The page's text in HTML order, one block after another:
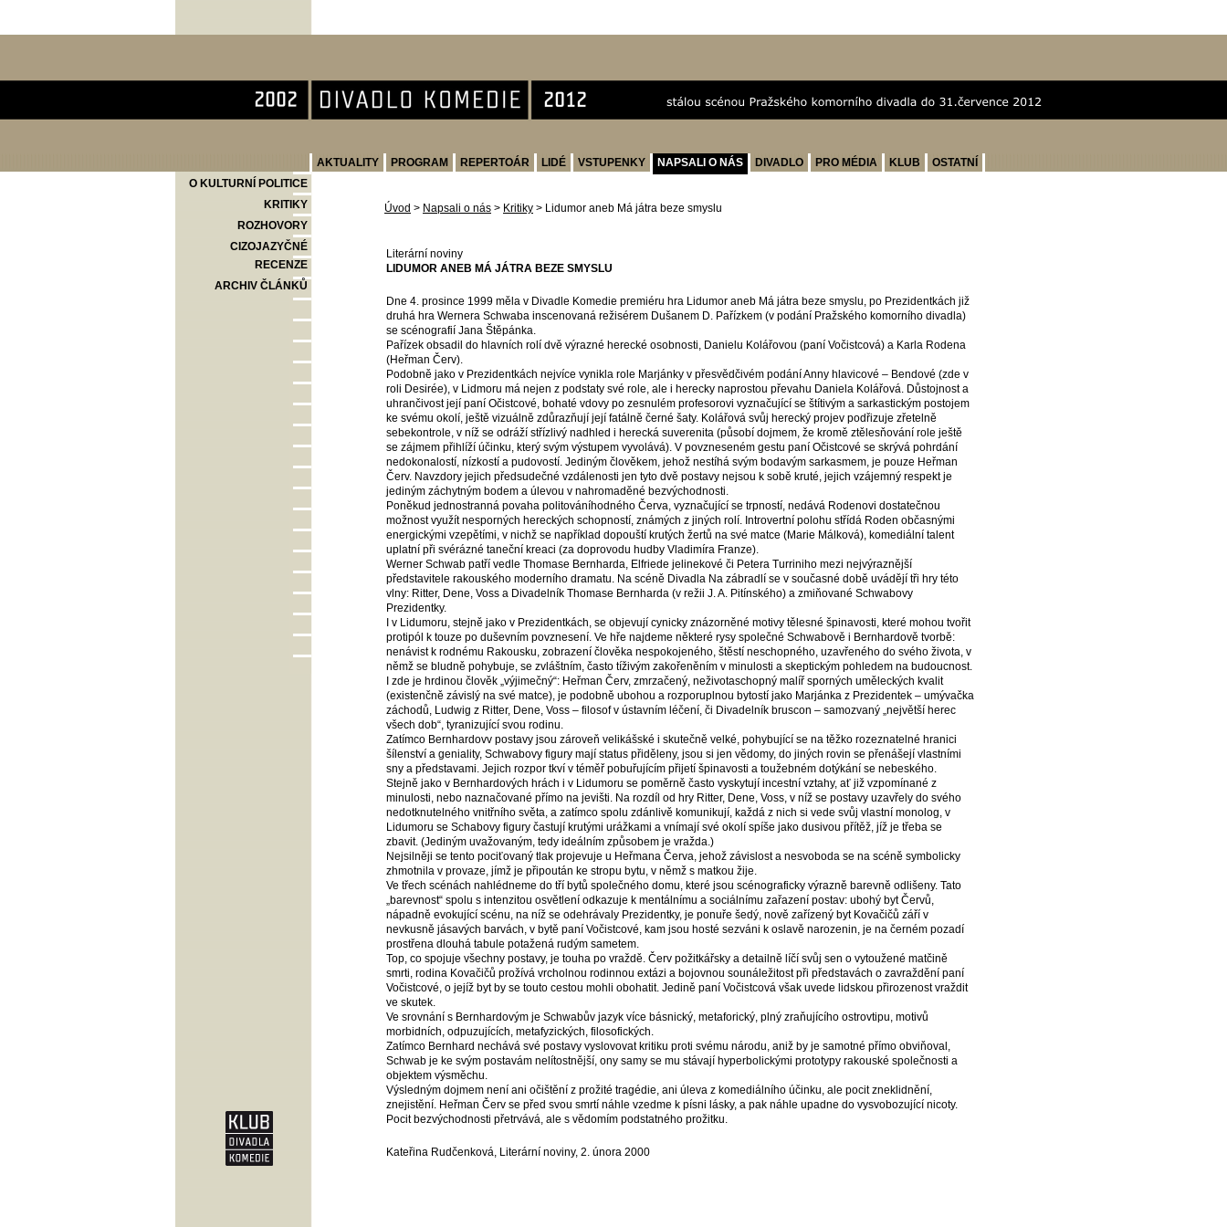
AKTUALITY PROGRAM REPERTOÁR LIDÉ VSTUPENKY NAPSALI O NÁS DIVADLO PRO MÉDIA KLUB
OSTATNÍ
O KULTURNÍ POLITICE
KRITIKY
ROZHOVORY
CIZOJAZYČNÉ
RECENZE
ARCHIV ČLÁNKŮ
Úvod > Napsali o nás > Kritiky > Lidumor aneb Má játra beze smyslu
Literární noviny
LIDUMOR ANEB MÁ JÁTRA BEZE SMYSLU
Dne 4. prosince 1999 měla v Divadle Komedie premiéru hra Lidumor aneb Má játra beze smyslu, po Prezidentkách již
druhá hra Wernera Schwaba inscenovaná režisérem Dušanem D. Pařízkem (v podání Pražského komorního divadla)
se scénografií Jana Štěpánka.
Pařízek obsadil do hlavních rolí dvě výrazné herecké osobnosti, Danielu Kolářovou (paní Vočistcová) a Karla Rodena
(Heřman Červ).
Podobně jako v Prezidentkách nejvíce vynikla role Marjánky v přesvědčivém podání Anny hlavicové – Bendové (zde v
roli Desirée), v Lidmoru má nejen z podstaty své role, ale i herecky naprostou převahu Daniela Kolářová. Důstojnost a
uhrančivost její paní Očistcové, bohaté vdovy po zesnulém profesorovi vyznačující se štítivým a sarkastickým postojem
ke svému okolí, ještě vizuálně zdůrazňují její fatálně černé šaty. Kolářová svůj herecký projev podřizuje zřetelně
sebekontrole, v níž se odráží střízlivý nadhled i herecká suverenita (působí dojmem, že kromě ztělesňování role ještě
se zájmem přihlíží účinku, který svým výstupem vyvolává). V povzneseném gestu paní Očistcové se skrývá pohrdání
nedokonalostí, nízkostí a pudovostí. Jediným člověkem, jehož nestíhá svým bodavým sarkasmem, je pouze Heřman
Červ. Navzdory jejich předsudečné vzdálenosti jen tyto dvě postavy nejsou k sobě kruté, jejich vzájemný respekt je
jediným záchytným bodem a úlevou v nahromaděné bezvýchodnosti.
Poněkud jednostranná povaha politováníhodného Červa, vyznačující se trpností, nedává Rodenovi dostatečnou
možnost využít nesporných hereckých schopností, známých z jiných rolí. Introvertní polohu střídá Roden občasnými
energickými vzepětími, v nichž se například dopouští krutých žertů na své matce (Marie Málková), komediální talent
uplatní při svérázné taneční kreaci (za doprovodu hudby Vladimíra Franze).
Werner Schwab patří vedle Thomase Bernharda, Elfriede jelinekové či Petera Turriniho mezi nejvýraznější
představitele rakouského moderního dramatu. Na scéně Divadla Na zábradlí se v současné době uvádějí tři hry této
vlny: Ritter, Dene, Voss a Divadelník Thomase Bernharda (v režii J. A. Pitínského) a zmiňované Schwabovy
Prezidentky.
I v Lidumoru, stejně jako v Prezidentkách, se objevují cynicky znázorněné motivy tělesné špinavosti, které mohou tvořit
protipól k touze po duševním povznesení. Ve hře najdeme některé rysy společné Schwabově i Bernhardově tvorbě:
nenávist k rodnému Rakousku, zobrazení člověka nespokojeného, štěstí neschopného, uzavřeného do svého života, v
němž se bludně pohybuje, se zvláštním, často tíživým zakořeněním v minulosti a skeptickým pohledem na budoucnost.
I zde je hrdinou člověk „výjimečný“: Heřman Červ, zmrzačený, neživotaschopný malíř sporných uměleckých kvalit
(existenčně závislý na své matce), je podobně ubohou a rozporuplnou bytostí jako Marjánka z Prezidentek – umývačka
záchodů, Ludwig z Ritter, Dene, Voss – filosof v ústavním léčení, či Divadelník bruscon – samozvaný „největší herec
všech dob“, tyranizující svou rodinu.
Zatímco Bernhardovv postavy jsou zároveň velikášské i skutečně velké, pohybující se na těžko rozeznatelné hranici
šílenství a geniality, Schwabovy figury mají status přiděleny, jsou si jen vědomy, do jiných rovin se přenášejí vlastními
sny a představami. Jejich rozpor tkví v téměř pobuřujícím přijetí špinavosti a toužebném dotýkání se nebeského.
Stejně jako v Bernhardových hrách i v Lidumoru se poměrně často vyskytují incestní vztahy, ať již vzpomínané z
minulosti, nebo naznačované přímo na jevišti. Na rozdíl od hry Ritter, Dene, Voss, v níž se postavy uzavřely do svého
nedotknutelného vnitřního světa, a zatímco spolu zdánlivě komunikují, každá z nich si vede svůj vlastní monolog, v
Lidumoru se Schabovy figury častují krutými urážkami a vnímají své okolí spíše jako dusivou přítěž, jíž je třeba se
zbavit. (Jediným uvažovaným, tedy ideálním způsobem je vražda.)
Nejsilněji se tento pociťovaný tlak projevuje u Heřmana Červa, jehož závislost a nesvoboda se na scéně symbolicky
zhmotnila v provaze, jímž je připoután ke stropu bytu, v němž s matkou žije.
Ve třech scénách nahlédneme do tří bytů společného domu, které jsou scénograficky výrazně barevně odlišeny. Tato
„barevnost“ spolu s intenzitou osvětlení odkazuje k mentálnímu a sociálnímu zařazení postav: ubohý byt Červů,
nápadně evokující scénu, na níž se odehrávaly Prezidentky, je ponuře šedý, nově zařízený byt Kovačičů září v
nevkusně jásavých barvách, v bytě paní Vočistcové, kam jsou hosté sezváni k oslavě narozenin, je na černém pozadí
prostřena dlouhá tabule potažená rudým sametem.
Top, co spojuje všechny postavy, je touha po vraždě. Červ požitkářsky a detailně líčí svůj sen o vytoužené matčině
smrti, rodina Kovačičů prožívá vrcholnou rodinnou extázi a bojovnou sounáležitost při představách o zavraždění paní
Vočistcové, o jejíž byt by se touto cestou mohli obohatit. Jedině paní Vočistcová však uvede lidskou přirozenost vraždit
ve skutek.
Ve srovnání s Bernhardovým je Schwabův jazyk více básnický, metaforický, plný zraňujícího ostrovtipu, motivů
morbidních, odpuzujících, metafyzických, filosofických.
Zatímco Bernhard nechává své postavy vyslovovat kritiku proti svému národu, aniž by je samotné přímo obviňoval,
Schwab je ke svým postavám nelítostnější, ony samy se mu stávají hyperbolickými prototypy rakouské společnosti a
objektem výsměchu.
Výsledným dojmem není ani očištění z prožité tragédie, ani úleva z komediálního účinku, ale pocit zneklidnění,
znejistění. Heřman Červ se před svou smrtí náhle vzedme k písni lásky, a pak náhle upadne do vysvobozující nicoty.
Pocit bezvýchodnosti přetrvává, ale s vědomím podstatného prožitku.
Kateřina Rudčenková, Literární noviny, 2. února 2000